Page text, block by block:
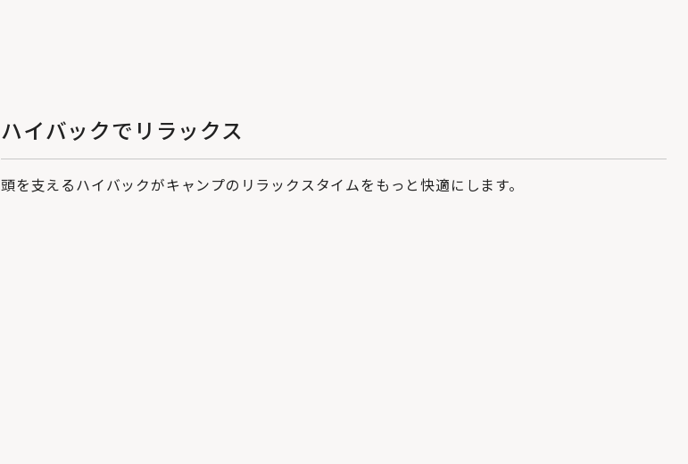
ハイバックでリラックス
頭を支えるハイバックがキャンプのリラックスタイムをもっと快適にします。